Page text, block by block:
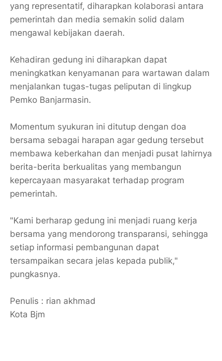
yang representatif, diharapkan kolaborasi antara
pemerintah dan media semakin solid dalam
mengawal kebijakan daerah.
Kehadiran gedung ini diharapkan dapat
meningkatkan kenyamanan para wartawan dalam
menjalankan tugas-tugas peliputan di lingkup
Pemko Banjarmasin.
Momentum syukuran ini ditutup dengan doa
bersama sebagai harapan agar gedung tersebut
membawa keberkahan dan menjadi pusat lahirnya
berita-berita berkualitas yang membangun
kepercayaan masyarakat terhadap program
pemerintah.
​"Kami berharap gedung ini menjadi ruang kerja
bersama yang mendorong transparansi, sehingga
setiap informasi pembangunan dapat
tersampaikan secara jelas kepada publik,"
pungkasnya.
Penulis : rian akhmad
Kota Bjm